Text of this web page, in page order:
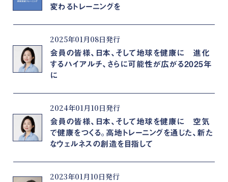
変わるトレーニングを
2025年01月08日発行
会員の皆様、日本、そして地球を健康に 進化
するハイアルチ、さらに可能性が広がる2025年
に
2024年01月10日発行
会員の皆様、日本、そして地球を健康に 空気
で健康をつくる。高地トレーニングを通じた、新た
なウェルネスの創造を目指して
2023年01月10日発行